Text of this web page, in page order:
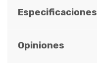
Especificaciones
Opiniones